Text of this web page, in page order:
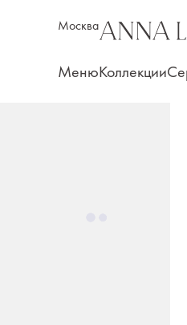
Москва
МенюКоллекции